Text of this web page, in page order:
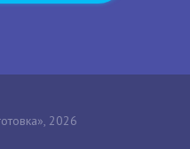
2026